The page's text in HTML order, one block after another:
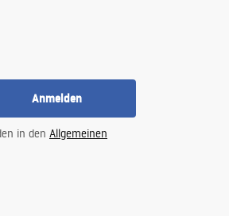
Anmelden
in den Allgemeinen